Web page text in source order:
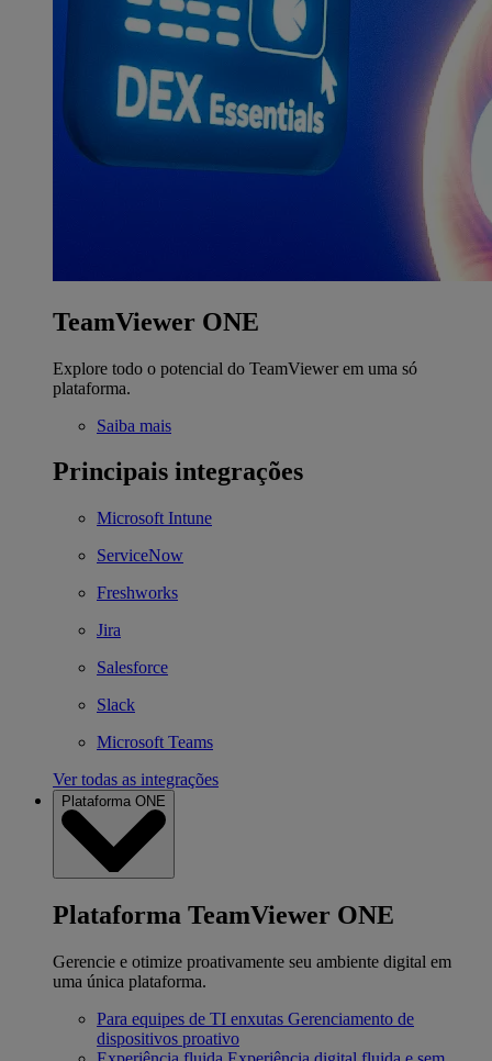
TeamViewer ONE
Explore todo o potencial do TeamViewer em uma só
plataforma.
Saiba mais
Principais integrações
Microsoft Intune
ServiceNow
Freshworks
Jira
Salesforce
Slack
Microsoft Teams
Ver todas as integrações
Plataforma ONE
Plataforma TeamViewer ONE
Gerencie e otimize proativamente seu ambiente digital em
uma única plataforma.
Para equipes de TI enxutas Gerenciamento de
dispositivos proativo